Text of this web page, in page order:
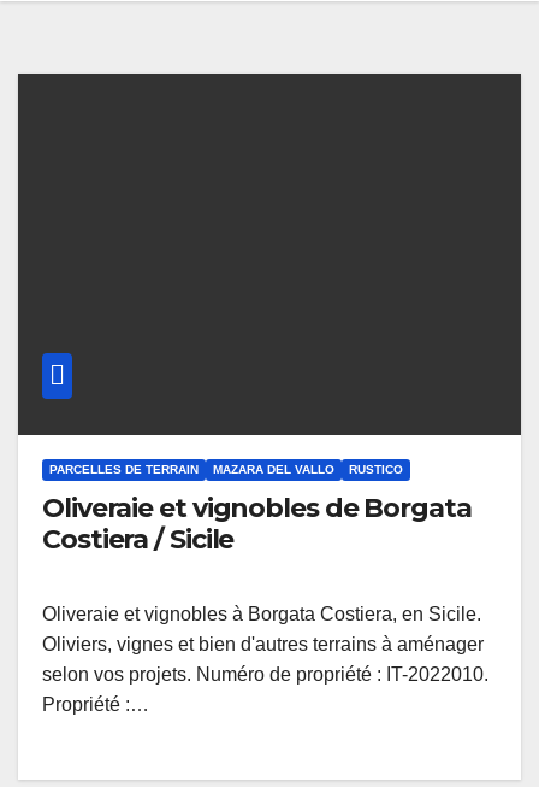
PARCELLES DE TERRAIN MAZARA DEL VALLO RUSTICO
Oliveraie et vignobles de Borgata
Costiera / Sicile
Oliveraie et vignobles à Borgata Costiera, en Sicile.
Oliviers, vignes et bien d'autres terrains à aménager
selon vos projets. Numéro de propriété : IT-2022010.
Propriété :…